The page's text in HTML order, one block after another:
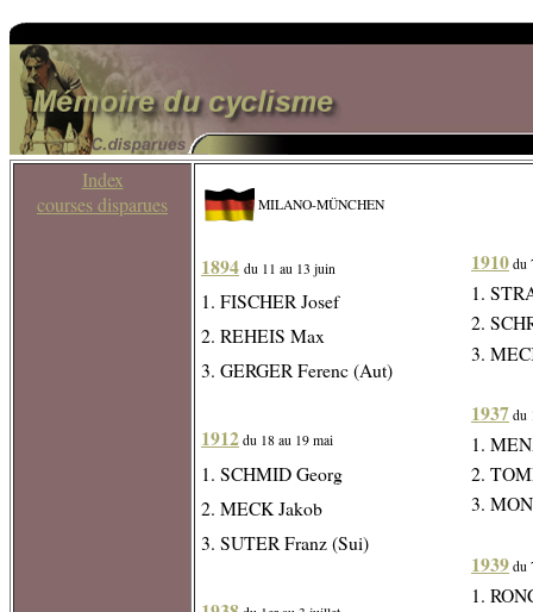
Index
courses disparues
MILANO-MÜNCHEN
1894 du 11 au 13 juin
1. FISCHER Josef
2. REHEIS Max
3. GERGER Ferenc (Aut)
1912 du 18 au 19 mai
1. SCHMID Georg
2. MECK Jakob
3. SUTER Franz (Sui)
1910 du
1.
2.
3.
1937 du
1.
2.
3.
1939 du
1.